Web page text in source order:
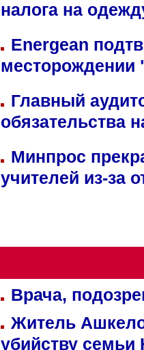
налога на
Energean
Главный
обязательства
Минпрос
учителей из-за
Врача,
Житель